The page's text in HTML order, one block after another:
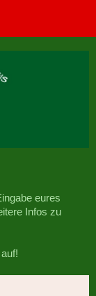
eures
Infos zu